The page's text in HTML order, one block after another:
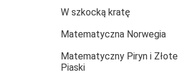
W szkocką kratę
Matematyczna Norwegia
Matematyczny Piryn i Złote
Piaski